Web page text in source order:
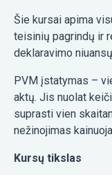
Šie kursai apima
teisinių pagrindų ir
deklaravimo
PVM įstatymas –
aktų. Jis nuolat
suprasti vien
nežinojimas
Kursų tikslas